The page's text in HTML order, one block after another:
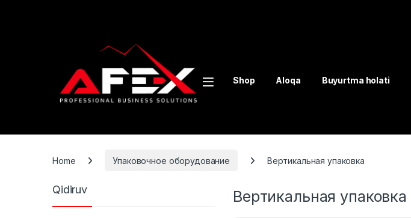
Shop Aloqa Buyurtma holati
Home Упаковочное оборудование Вертикальная упаковка
Вертикальная упаковка
Qidiruv